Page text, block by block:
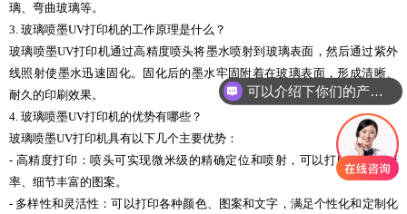
璃、弯曲玻璃等。
3. 玻璃喷墨UV打印机的工作原理是什么？
玻璃喷墨UV打印机通过高精度喷头将墨水喷射到玻璃表面，然后通过紫外
线照射使墨水迅速固化。固化后的墨水牢固附着在玻璃表面，形成清晰、
耐久的印刷效果。
4. 玻璃喷墨UV打印机的优势有哪些？
玻璃喷墨UV打印机具有以下几个主要优势：
- 高精度打印：喷头可实现微米级的精确定位和喷射，可以打印出高分辨
率、细节丰富的图案。
- 多样性和灵活性：可以打印各种颜色、图案和文字，满足个性化和定制化
可以介绍下你们的产品么